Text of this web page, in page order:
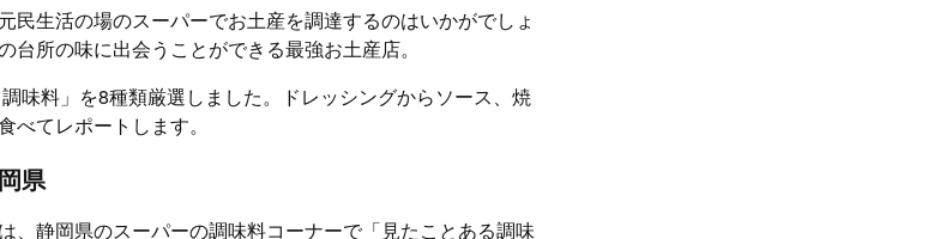
民生活の場のスーパーでお土産を調達するのはいかがでしょ
台所の味に出会うことができる最強お土産店。
味料」を8種類厳選しました。ドレッシングからソース、焼
べてレポートします。
県
、静岡県のスーパーの調味料コーナーで「見たことある調味